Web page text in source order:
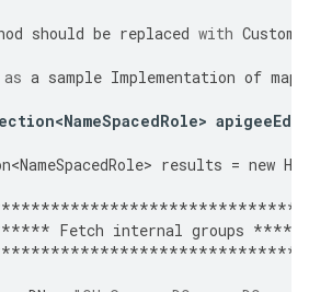
should be replaced with
as a sample Implementation of
results = new
Fetch internal groups